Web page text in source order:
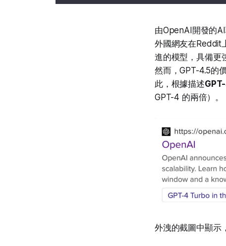
由OpenAI開發的
外國網友在Reddit
進的模型，具備更
然而，GPT-4.5的
此，根據描述
GPT-4 的兩倍）。
外洩的截圖中顯示